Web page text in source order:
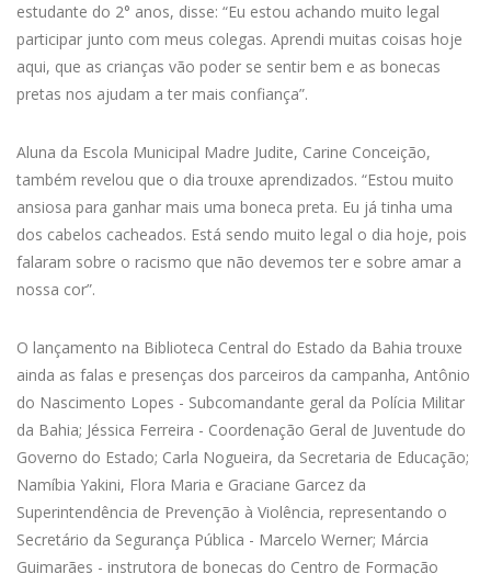
estudante do 2° anos, disse: “Eu estou achando muito legal
participar junto com meus colegas. Aprendi muitas coisas hoje
aqui, que as crianças vão poder se sentir bem e as bonecas
pretas nos ajudam a ter mais confiança”.
Aluna da Escola Municipal Madre Judite, Carine Conceição,
também revelou que o dia trouxe aprendizados. “Estou muito
ansiosa para ganhar mais uma boneca preta. Eu já tinha uma
dos cabelos cacheados. Está sendo muito legal o dia hoje, pois
falaram sobre o racismo que não devemos ter e sobre amar a
nossa cor”.
O lançamento na Biblioteca Central do Estado da Bahia trouxe
ainda as falas e presenças dos parceiros da campanha, Antônio
do Nascimento Lopes - Subcomandante geral da Polícia Militar
da Bahia; Jéssica Ferreira - Coordenação Geral de Juventude do
Governo do Estado; Carla Nogueira, da Secretaria de Educação;
Namíbia Yakini, Flora Maria e Graciane Garcez da
Superintendência de Prevenção à Violência, representando o
Secretário da Segurança Pública - Marcelo Werner; Márcia
Guimarães - instrutora de bonecas do Centro de Formação